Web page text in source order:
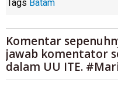
Tags Batam
Komentar
jawab komentator
dalam UU ITE.